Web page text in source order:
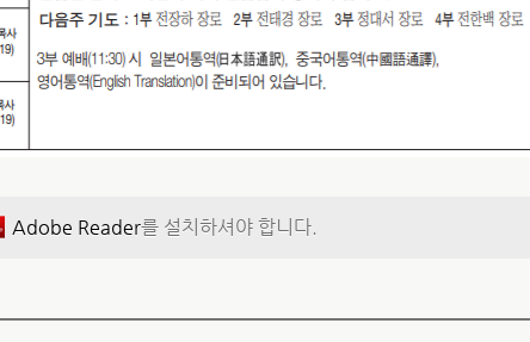
Adobe Reader를 설치하셔야 합니다.